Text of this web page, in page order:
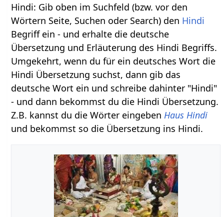
Hindi: Gib oben im Suchfeld (bzw. vor den
Wörtern Seite, Suchen oder Search) den Hindi
Begriff ein - und erhalte die deutsche
Übersetzung und Erläuterung des Hindi Begriffs.
Umgekehrt, wenn du für ein deutsches Wort die
Hindi Übersetzung suchst, dann gib das
deutsche Wort ein und schreibe dahinter "Hindi"
- und dann bekommst du die Hindi Übersetzung.
Z.B. kannst du die Wörter eingebenHaus Hindi
und bekommst so die Übersetzung ins Hindi.